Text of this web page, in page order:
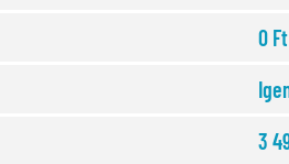
0 Ft
3